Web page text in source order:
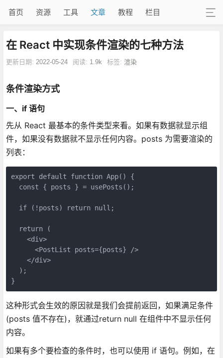
首页 资源 工具 文章 教程 栏目
在 React 中实现条件渲染的七种方法
更新日期: 2022-05-24 阅读: 1.9k 标签: 渲染
条件渲染方式
一、if 语句
先从 React 最基本的条件类型来看。如果有数据就显示组
件，如果没有数据就不显示任何内容。posts 为需要渲染的
列表：
export default function App() {
  const { posts } = usePosts();
  if (!posts) return null;
  return (
    <div>
      <PostList posts={posts} />
    </div>
  );
}
这种形式会生效的原因就是我们会提前返回，如果满足条件
(posts 值不存在)，就通过return null 在组件中不显示任何
内容。
如果有多个要检查的条件时，也可以使用 if 语句。例如，在